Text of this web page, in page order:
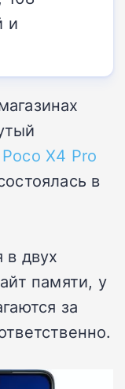
и
Poco X4 Pro
в
в двух
памяти, у
за